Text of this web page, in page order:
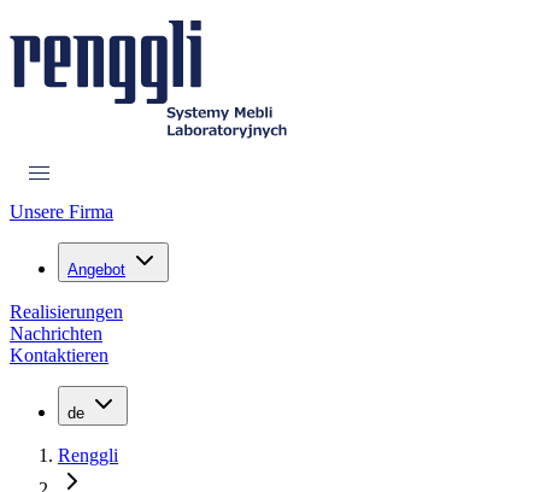
Unsere Firma
Angebot
Realisierungen
Nachrichten
Kontaktieren
de
Renggli